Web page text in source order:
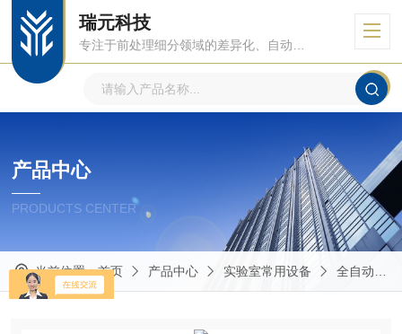
瑞元科技
产品中心
PRODUCTS CENTER
当前位置：首页 产品中心 实验室常用设备 全自动固相微萃取仪